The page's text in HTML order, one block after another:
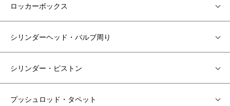
ロッカーボックス
シリンダーヘッド・バルブ周り
シリンダー・ピストン
プッシュロッド・タペット